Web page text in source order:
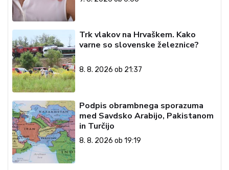
Trk vlakov na Hrvaškem. Kako
varne so slovenske železnice?
8. 8. 2026 ob 21:37
Podpis obrambnega sporazuma
med Savdsko Arabijo, Pakistanom
in Turčijo
8. 8. 2026 ob 19:19